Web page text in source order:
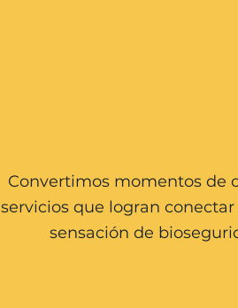
Convertimos momentos de
servicios que logran
sensación de